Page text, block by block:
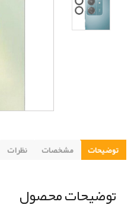
توضیحات مشخصات نظرات
توضیحات محصول